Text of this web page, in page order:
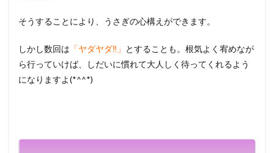
そうすることにより、うさぎの心構えができます。
しかし数回は 「ヤダヤダ‼」 とすることも。根気よく宥めなが
ら行っていけば、しだいに慣れて大人しく待ってくれるよう
になりますよ(*^^*)